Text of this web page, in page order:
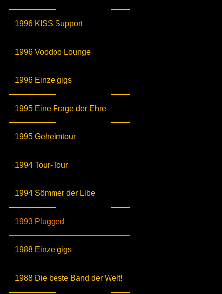
1996 KISS Support
1996 Voodoo Lounge
1996 Einzelgigs
1995 Eine Frage der Ehre
1995 Geheimtour
1994 Tour-Tour
1994 Sömmer der Libe
1993 Plugged
1988 Einzelgigs
1988 Die beste Band der Welt!